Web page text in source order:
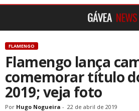
FLAMENGO
Flamengo lança
comemorar título
2019; veja foto
Por Hugo Nogueira - 22 de abril de 2019